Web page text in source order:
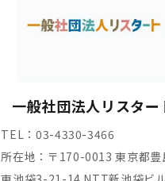
一般社団法人リスター
TEL：03-4330-3466
所在地：〒170-0013 東京都豊